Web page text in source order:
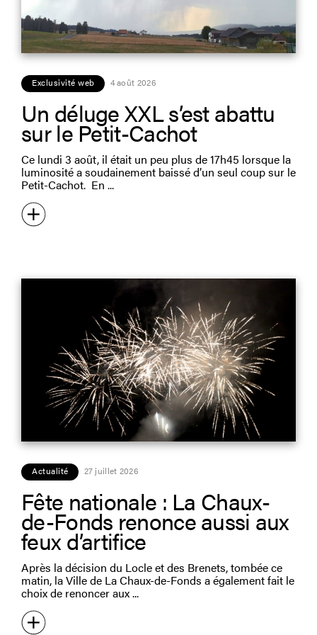
Exclusivité web 4 août 2026
Un déluge XXL s’est abattu
sur le Petit-Cachot
Ce lundi 3 août, il était un peu plus de 17h45 lorsque la
luminosité a soudainement baissé d’un seul coup sur le
Petit-Cachot. En
Actualité 27 juillet 2026
Fête nationale : La Chaux-
de-Fonds renonce aussi aux
feux d’artifice
Après la décision du Locle et des Brenets, tombée ce
matin, la Ville de La Chaux-de-Fonds a également fait le
choix de renoncer aux